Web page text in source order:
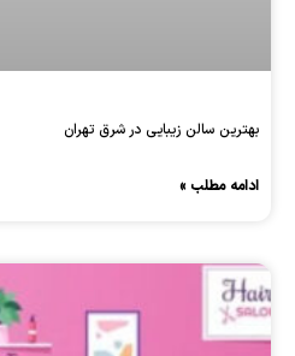
بهترین سالن زیبایی در شرق تهران
ادامه مطلب »